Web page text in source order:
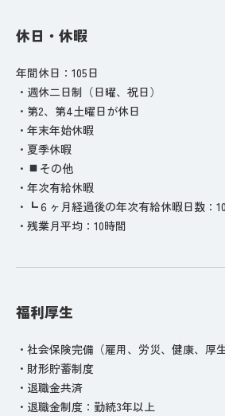
休日・休暇
年間休日：105日
・週休二日制（日曜、祝日）
・第2、第4土曜日が休日
・年末年始休暇
・夏季休暇
・
その他
・年次有給休暇
・┗６ヶ月経過後の年次有給休暇日数：
・残業月平均：10時間
福利厚生
・社会保険完備（雇用、労災、健康、厚生
・財形貯蓄制度
・退職金共済
・退職金制度：勤続3年以上